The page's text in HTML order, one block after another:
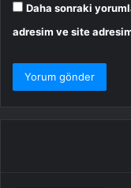
Daha sonraki
adresim ve site